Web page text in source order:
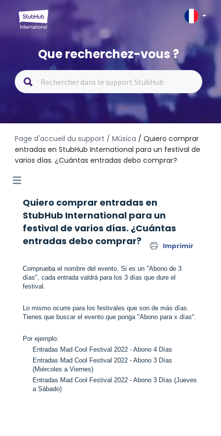
Que recherchez-vous ?
Page d'accueil du support / Música / Quiero comprar
entradas en StubHub International para un festival de
varios días. ¿Cuántas entradas debo comprar?
Quiero comprar entradas en
StubHub International para un
festival de varios días. ¿Cuántas
entradas debo comprar?
Imprimir
Comprueba el nombre del evento. Si es un "Abono de 3
días", cada entrada valdrá para los 3 días que dure el
festival.
Lo mismo ocurre para los festivales que son de más días.
Tienes que buscar el evento que ponga "Abono para x días".
Por ejemplo:
Entradas Mad Cool Festival 2022 - Abono 4 Días
Entradas Mad Cool Festival 2022 - Abono 3 Días
(Miércoles a Viernes)
Entradas Mad Cool Festival 2022 - Abono 3 Días (Jueves
a Sábado)